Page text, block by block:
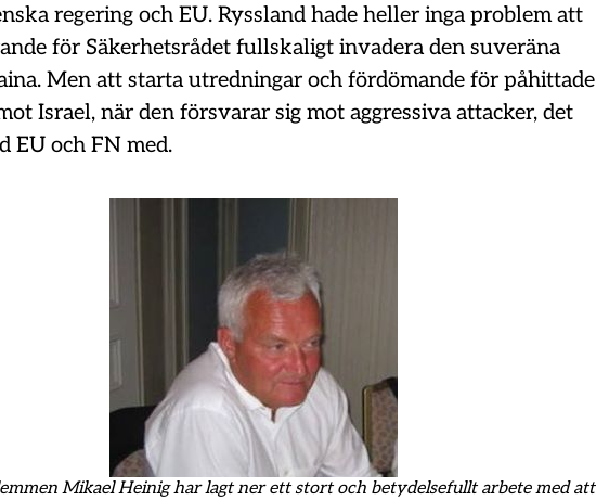
regering och EU. Ryssland hade heller inga problem att
för Säkerhetsrådet fullskaligt invadera den suveräna
Men att starta utredningar och fördömande för påhittade
Israel, när den försvarar sig mot aggressiva attacker, det
EU och FN med.
Mikael Heinig har lagt ner ett stort och betydelsefullt arbete med att